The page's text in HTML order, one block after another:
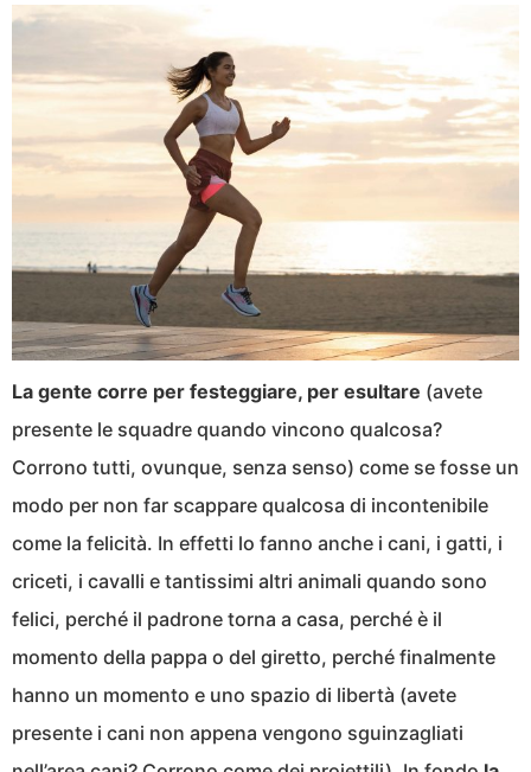
La gente corre per festeggiare, per esultare (avete
presente le squadre quando vincono qualcosa?
Corrono tutti, ovunque, senza senso) come se fosse un
modo per non far scappare qualcosa di incontenibile
come la felicità. In effetti lo fanno anche i cani, i gatti, i
criceti, i cavalli e tantissimi altri animali quando sono
felici, perché il padrone torna a casa, perché è il
momento della pappa o del giretto, perché finalmente
hanno un momento e uno spazio di libertà (avete
presente i cani non appena vengono sguinzagliati